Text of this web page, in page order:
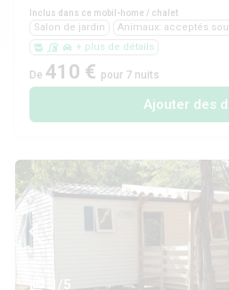
Inclus dans ce mobil-home / chalet
Salon de jardin Animaux: acceptés
+ plus de détails
De 410 € pour 7 nuits
Ajouter des
1/5